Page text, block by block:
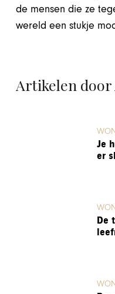
de mensen die ze
wereld een stukje
Artikelen door
Je
er
De